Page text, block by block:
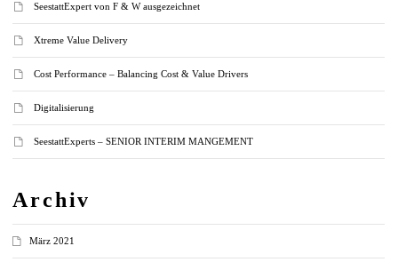
SeestattExpert von F & W ausgezeichnet
Xtreme Value Delivery
Cost Performance – Balancing Cost & Value Drivers
Digitalisierung
SeestattExperts – SENIOR INTERIM MANGEMENT
Archiv
März 2021